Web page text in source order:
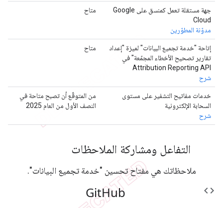
جهة مستقلة تعمل كمنسق على Google
Cloud
مدوّنة المطوّرين
متاح
إتاحة "خدمة تجميع البيانات" لميزة "إعداد
تقارير تصحيح الأخطاء المجمّعة" في
Attribution Reporting API
شرح
متاح
خدمات مفاتيح التشفير على مستوى
السحابة الإلكترونية
شرح
من المتوقّع أن تصبح متاحة في
النصف الأول من العام 2025
التفاعل ومشاركة الملاحظات
ملاحظاتك هي مفتاح تحسين "خدمة تجميع البيانات".
code
GitHub